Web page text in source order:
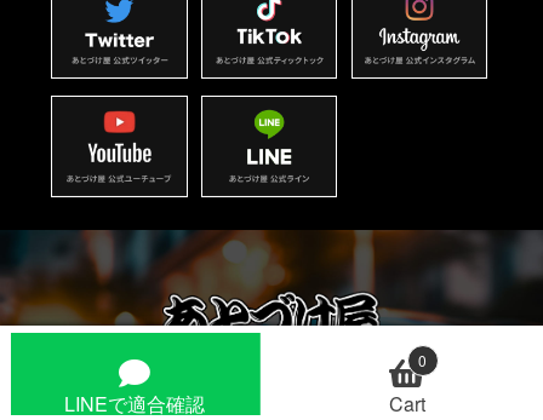
LINEで適合確認 Cart
0